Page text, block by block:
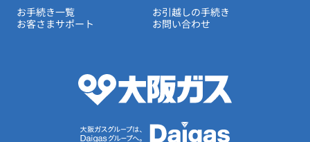
お手続き一覧
お引越しの手続き
お客さまサポート
お問い合わせ